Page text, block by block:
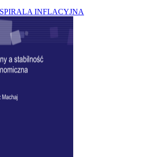
INFLACYJNA